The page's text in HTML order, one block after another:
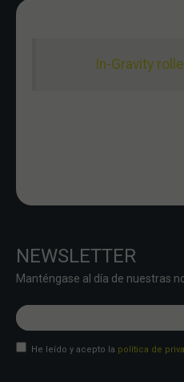
In-Gravity
NEWSLETTER
Manténgase al día de nuestras
He leído y acepto la política de